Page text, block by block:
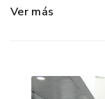
Ver más